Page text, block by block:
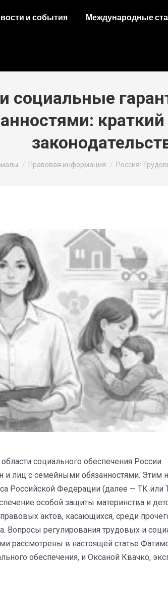
и события Международные
социальные
Правовая информация Россия:
социального обеспечения России
лиц с семейными обязанностями. Этим
Российской Федерации (далее — ТК
особой защиты материнства и
актов, касающихся, среди
Вопросы регулирования трудовых и
рассмотрены в настоящей статье
обеспечения, и Оксаной Квачко,